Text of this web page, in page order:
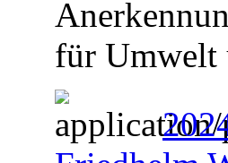
für Umwelt